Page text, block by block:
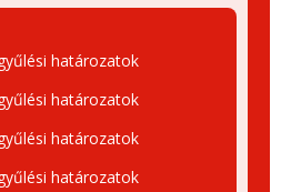
határozatok
határozatok
határozatok
határozatok